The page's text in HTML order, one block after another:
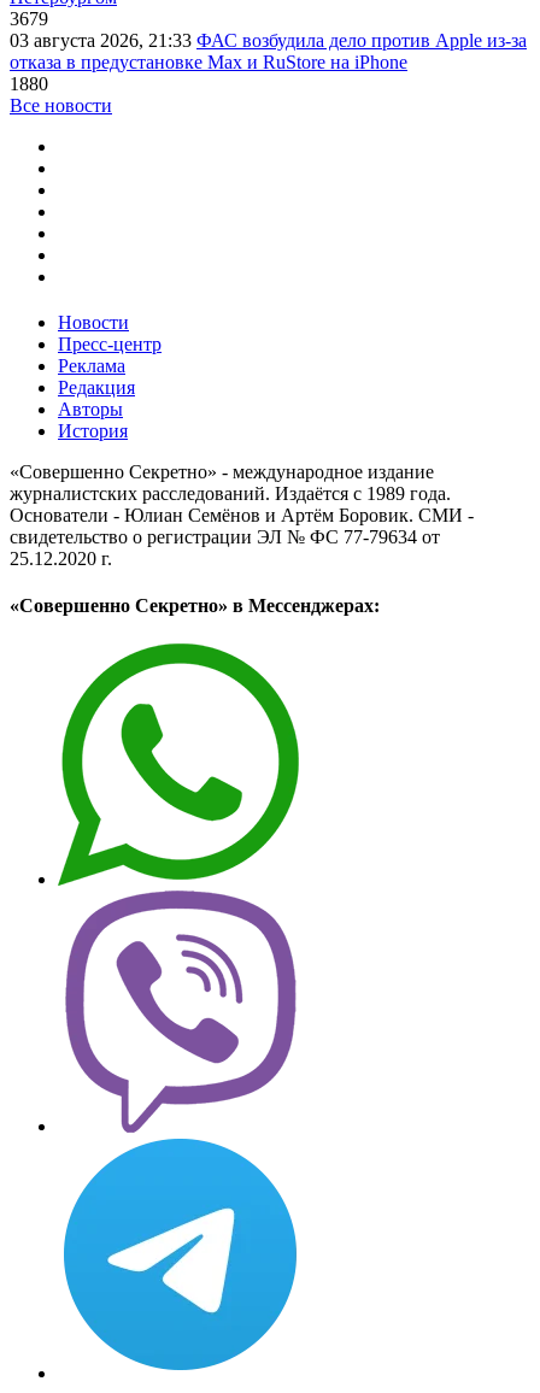
3679
03 августа 2026, 21:33 ФАС возбудила дело против Apple из-за
отказа в предустановке Max и RuStore на iPhone
1880
Все новости
Новости
Пресс-центр
Реклама
Редакция
Авторы
История
«Совершенно Секретно» - международное издание
журналистских расследований. Издаётся с 1989 года.
Основатели - Юлиан Семёнов и Артём Боровик. CМИ -
свидетельство о регистрации ЭЛ № ФС 77-79634 от
25.12.2020 г.
«Совершенно Секретно» в Мессенджерах: